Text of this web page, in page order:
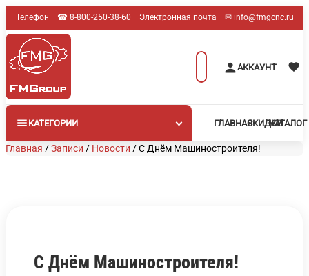
Перейти
к
содержимому
Телефон ☎︎ 8-800-250-38-60 Электронная почта ✉︎ info@fmgcnc.ru
Поиск
товаров
АККАУНТ
КАТЕГОРИИ ГЛАВНАЯ КАТАЛОГ
СКИДКИ
Главная /Записи / Новости /С Днём Машиностроителя!
С Днём Машиностроителя!